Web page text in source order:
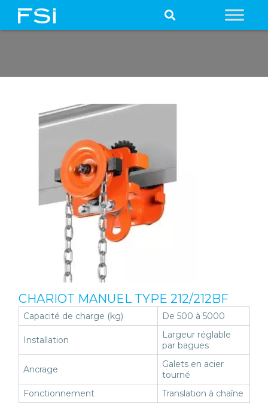
CHARIOT MANUEL TYPE 212/212BF
Capacité de charge (kg) De 500 à 5000
Installation
Largeur réglable
par bagues
Ancrage
Galets en acier
tourné
Fonctionnement
Translation à chaîne